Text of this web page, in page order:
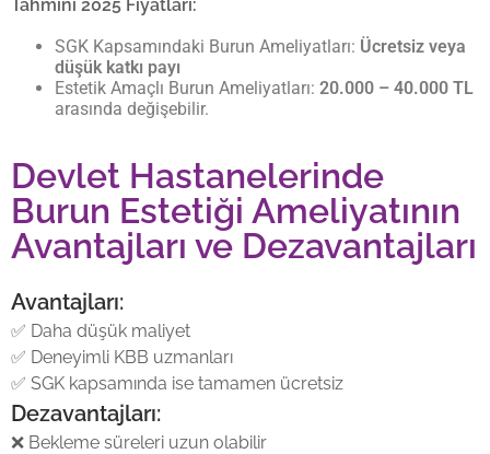
Tahmini 2025 Fiyatları:
SGK Kapsamındaki Burun Ameliyatları: Ücretsiz veya
düşük katkı payı
Estetik Amaçlı Burun Ameliyatları: 20.000 – 40.000 TL
arasında değişebilir.
Devlet Hastanelerinde
Burun Estetiği Ameliyatının
Avantajları ve Dezavantajları
Avantajları:
✅ Daha düşük maliyet
✅ Deneyimli KBB uzmanları
✅ SGK kapsamında ise tamamen ücretsiz
Dezavantajları:
❌ Bekleme süreleri uzun olabilir